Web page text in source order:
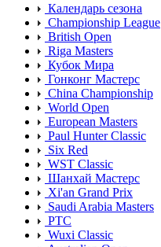
Календарь сезона
Championship League
British Open
Riga Masters
Кубок Мира
Гонконг Мастерс
China Championship
World Open
European Masters
Paul Hunter Classic
Six Red
WST Classic
Шанхай Мастерс
Xi'an Grand Prix
Saudi Arabia Masters
PTC
Wuxi Classic